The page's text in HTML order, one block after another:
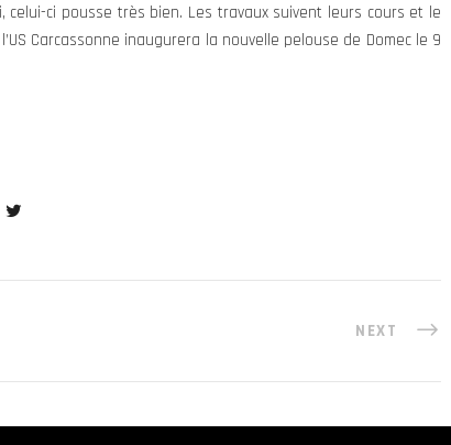
ci pousse très bien. Les travaux suivent leurs cours et le
Carcassonne inaugurera la nouvelle pelouse de Domec le 9
NEXT